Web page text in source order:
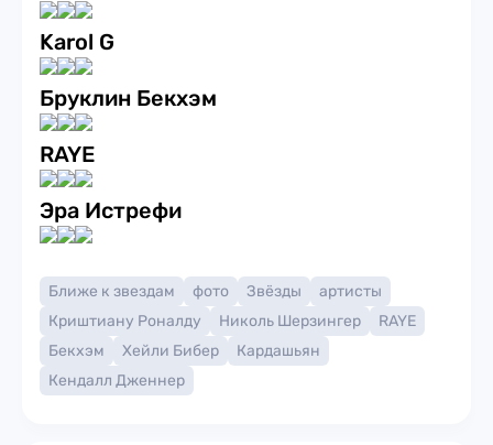
Karol G
Бруклин Бекхэм
RAYE
Эра Истрефи
Ближе к звездам фото Звёзды
артисты
Криштиану Роналду
Николь Шерзингер
RAYE
Бекхэм
Хейли Бибер
Кардашьян
Кендалл Дженнер